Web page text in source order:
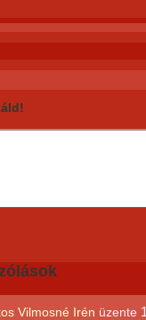
Vilmosné Irén üzente